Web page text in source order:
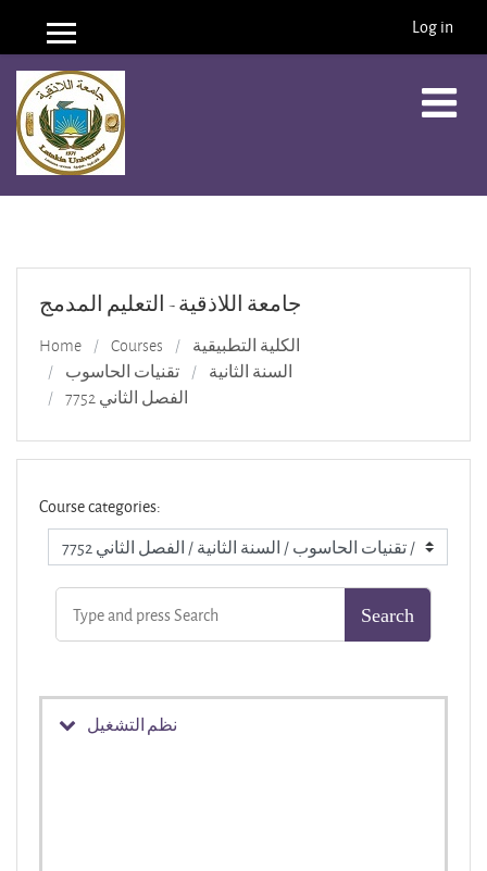
Skip to main content
Side panel Log in
جامعة اللاذقية - التعليم المدمج
Home Courses
الكلية التطبيقية
تقنيات الحاسوب
السنة الثانية
الفصل الثاني 7752
Course categories:
نظم التشغيل